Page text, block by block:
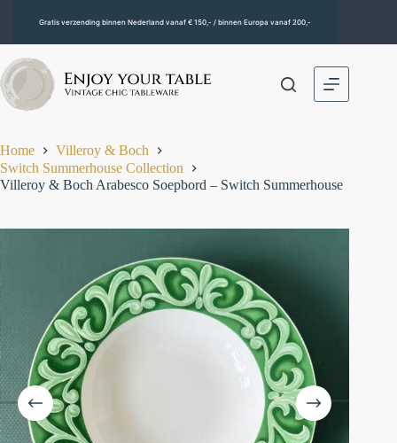
Gratis verzending binnen Nederland vanaf € 150,- / binnen Europa vanaf 200,-
Home
Villeroy & Boch
Switch Summerhouse Collection
Villeroy & Boch Arabesco Soepbord – Switch Summerhouse